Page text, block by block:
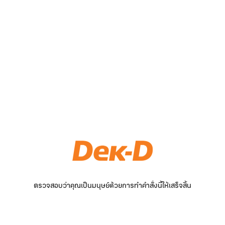
ตรวจสอบว่าคุณเป็นมนุษย์ด้วยการทำคำสั่งนี้ให้เสร็จสิ้น